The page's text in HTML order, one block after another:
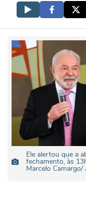
Ele alertou que a
fechamento, às
Marcelo Camargo/